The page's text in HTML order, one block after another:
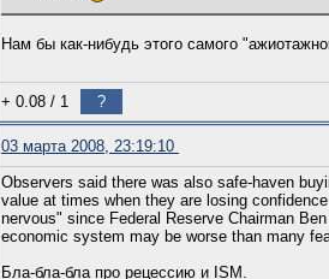
Нам бы как-нибудь этого самого
+ 0.08 / 1 ?
03 марта 2008, 23:19:10
Observers said there was also safe-haven
value at times when they are losing
nervous" since Federal Reserve Chairman
economic system may be worse than many
Бла-бла-бла про рецессию и ISM.